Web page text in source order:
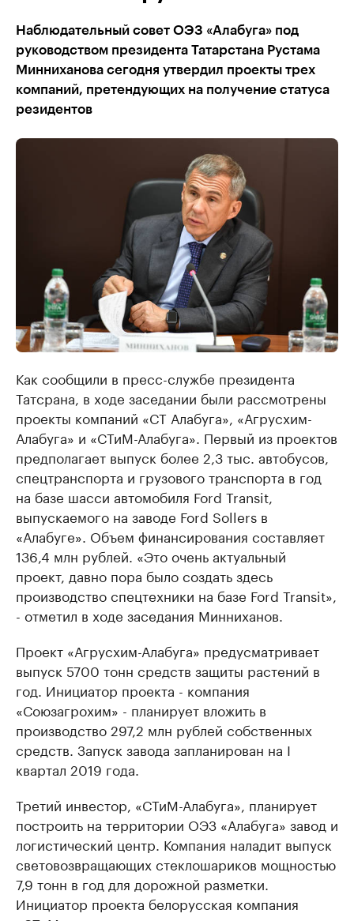
Наблюдательный совет ОЭЗ «Алабуга» под
руководством президента Татарстана Рустама
Минниханова сегодня утвердил проекты трех
компаний, претендующих на получение статуса
резидентов
Как сообщили в пресс-службе президента
Татсрана, в ходе заседании были рассмотрены
проекты компаний «СТ Алабуга», «Агрусхим-
Алабуга» и «СТиМ-Алабуга». Первый из проектов
предполагает выпуск более 2,3 тыс. автобусов,
спецтранспорта и грузового транспорта в год
на базе шасси автомобиля Ford Transit,
выпускаемого на заводе Ford Sollers в
«Алабуге». Объем финансирования составляет
136,4 млн рублей. «Это очень актуальный
проект, давно пора было создать здесь
производство спецтехники на базе Ford Transit»,
- отметил в ходе заседания Минниханов.
Проект «Агрусхим-Алабуга» предусматривает
выпуск 5700 тонн средств защиты растений в
год. Инициатор проекта - компания
«Союзагрохим» - планирует вложить в
производство 297,2 млн рублей собственных
средств. Запуск завода запланирован на I
квартал 2019 года.
Третий инвестор, «СТиМ-Алабуга», планирует
построить на территории ОЭЗ «Алабуга» завод и
логистический центр. Компания наладит выпуск
световозвращающих стеклошариков мощностью
7,9 тонн в год для дорожной разметки.
Инициатор проекта белорусская компания